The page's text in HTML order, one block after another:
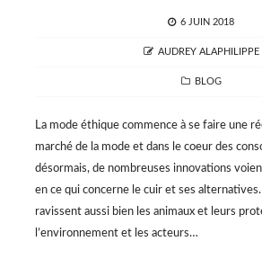
POSTED
6 JUIN 2018
AUTHOR
AUDREY ALAPHILIPPE
CATEGORIES
BLOG
La mode éthique commence à se faire une
marché de la mode et dans le coeur des
désormais, de nombreuses innovations
en ce qui concerne le cuir et ses
ravissent aussi bien les animaux et leurs
l’environnement et les acteurs…